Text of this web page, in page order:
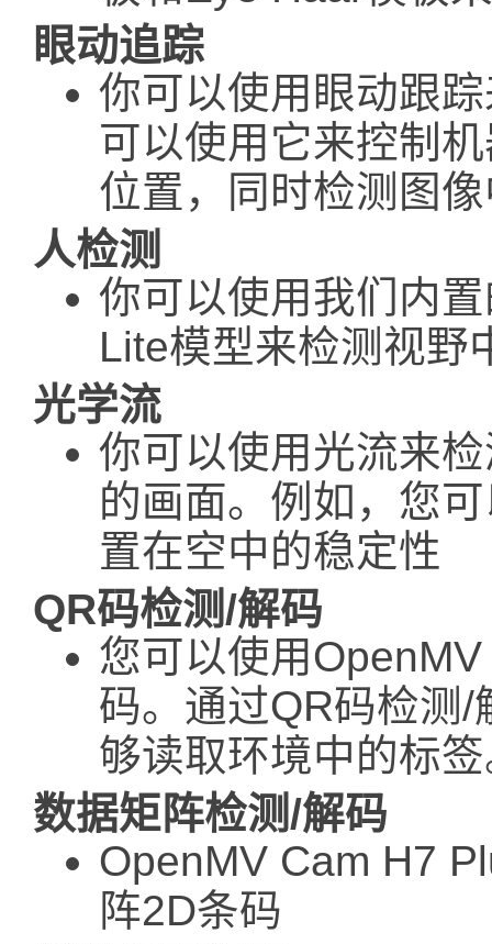
眼动追踪
你可以使用眼动跟
可以使用它来控制
位置，同时检测图
人检测
你可以使用我们内
Lite模型来检测视野
光学流
你可以使用光流来
的画面。例如，您
置在空中的稳定性
QR码检测/解码
您可以使用
码。通过QR码检测
够读取环境中的标
数据矩阵检测/解码
OpenMV Cam H7
阵2D条码